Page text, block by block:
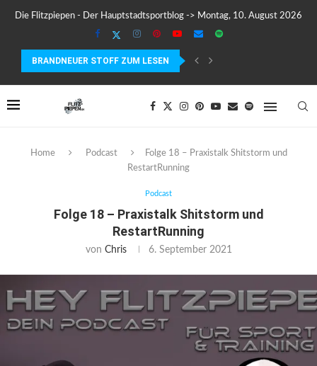
Die Flitzpiepen - Der Hauptstadtsportblog -> Montag, 10. August 2026
BRANDNEUER STOFF ZUM LESEN
MEIN ERSTER MARATHON: 42,195 KILOMETER PURE VERRÜCKTHEIT,
Home Podcast
Folge 18 – Praxistalk Shitstorm und
RestartRunning
Podcast
Folge 18 – Praxistalk Shitstorm und
RestartRunning
von Chris 6. September 2021